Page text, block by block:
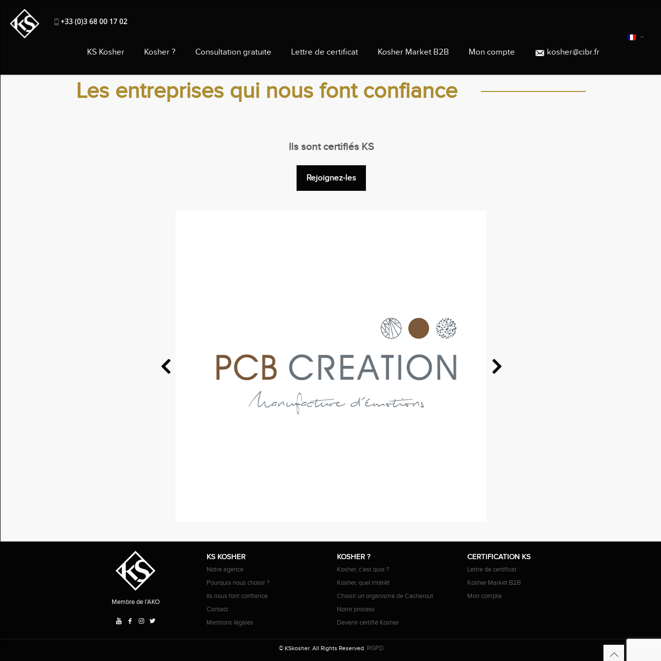
KS Kosher Kosher ? Consultation gratuite Lettre de certificat Kosher Market B2B Mon compte kosher@cibr.fr
Les entreprises qui nous font confiance
Ils sont certifiés KS
Rejoignez-les
Membre de l'AKO
KS KOSHER
Notre agence
Pourquoi nous choisir ?
Ils nous font confiance
Contact
Mentions légales
KOSHER ?
Kosher, c'est quoi ?
Kosher, quel intérêt
Choisir un organisme de Cacherout
Notre process
Devenir certifié Kosher
CERTIFICATION KS
Lettre de certificat
Kosher Market B2B
Mon compte
© KSkosher. All Rights Reserved. RGPD